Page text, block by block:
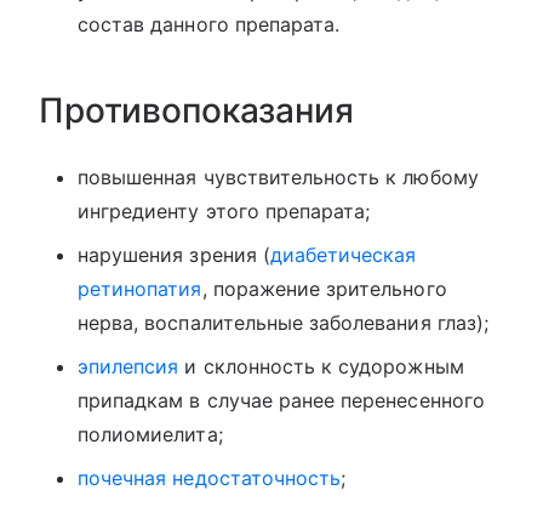
состав данного препарата.
Противопоказания
повышенная чувствительность к любому
ингредиенту этого препарата;
нарушения зрения (диабетическая
ретинопатия, поражение зрительного
нерва, воспалительные заболевания глаз);
эпилепсия и склонность к судорожным
припадкам в случае ранее перенесенного
полиомиелита;
почечная недостаточность;